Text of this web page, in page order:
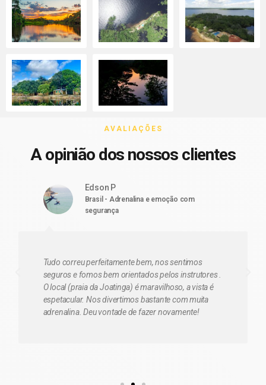
AVALIAÇÕES
A opinião dos nossos clientes
Tudo correu perfeitamente bem, nos sentimos
seguros e fomos bem orientados pelos instrutores .
O local (praia da Joatinga) é maravilhoso, a vista é
espetacular. Nos divertimos bastante com muita
adrenalina. Deu vontade de fazer novamente!
Edson P
Brasil - Adrenalina e emoção com
segurança